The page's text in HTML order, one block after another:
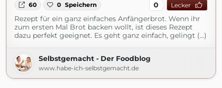
60 0 Speichern 0 Lecker
Rezept für ein ganz einfaches Anfängerbrot. Wenn ihr
zum ersten Mal Brot backen wollt, ist dieses Rezept
dazu perfekt geeignet. Es geht ganz einfach, gelingt (...)
Selbstgemacht - Der Foodblog
www.habe-ich-selbstgemacht.de